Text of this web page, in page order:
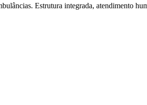
Estrutura integrada, atendimento